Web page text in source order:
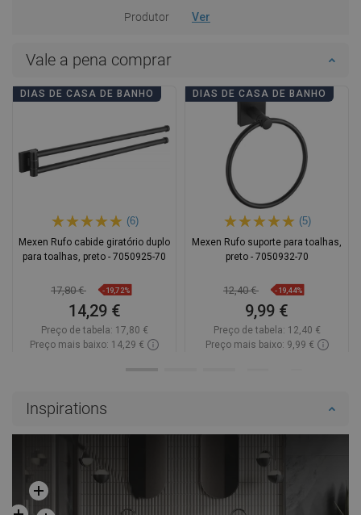
Produtor Ver
Vale a pena comprar
DIAS DE CASA DE BANHO
(6)
Mexen Rufo cabide giratório duplo
para toalhas, preto - 7050925-70
17,80 € -19,72%
14,29 €
Preço de tabela: 17,80 €
Preço mais baixo: 14,29 €
DIAS DE CASA DE BANHO
(5)
Mexen Rufo suporte para toalhas,
preto - 7050932-70
12,40 € -19,44%
9,99 €
Preço de tabela: 12,40 €
Preço mais baixo: 9,99 €
Inspirations